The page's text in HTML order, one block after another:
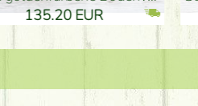
61.40 EUR